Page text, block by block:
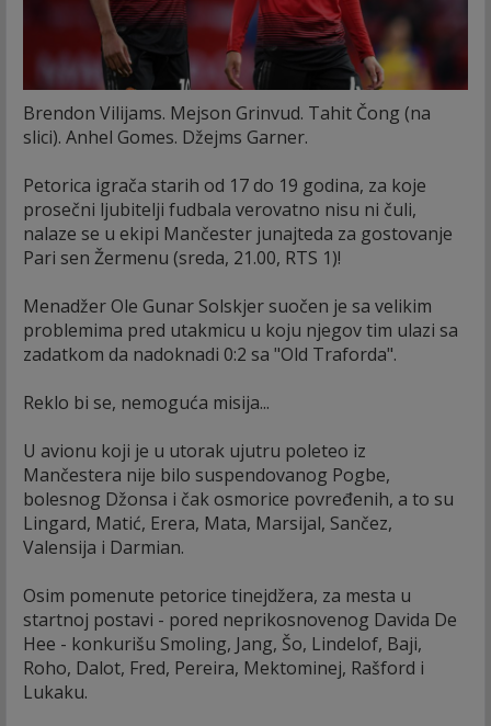
Brendon Vilijams. Mejson Grinvud. Tahit Čong (na
slici). Anhel Gomes. Džejms Garner.
Petorica igrača starih od 17 do 19 godina, za koje
prosečni ljubitelji fudbala verovatno nisu ni čuli,
nalaze se u ekipi Mančester junajteda za gostovanje
Pari sen Žermenu (sreda, 21.00, RTS 1)!
Menadžer Ole Gunar Solskjer suočen je sa velikim
problemima pred utakmicu u koju njegov tim ulazi sa
zadatkom da nadoknadi 0:2 sa "Old Traforda".
Reklo bi se, nemoguća misija...
U avionu koji je u utorak ujutru poleteo iz
Mančestera nije bilo suspendovanog Pogbe,
bolesnog Džonsa i čak osmorice povređenih, a to su
Lingard, Matić, Erera, Mata, Marsijal, Sančez,
Valensija i Darmian.
Osim pomenute petorice tinejdžera, za mesta u
startnoj postavi - pored neprikosnovenog Davida De
Hee - konkurišu Smoling, Jang, Šo, Lindelof, Baji,
Roho, Dalot, Fred, Pereira, Mektominej, Rašford i
Lukaku.